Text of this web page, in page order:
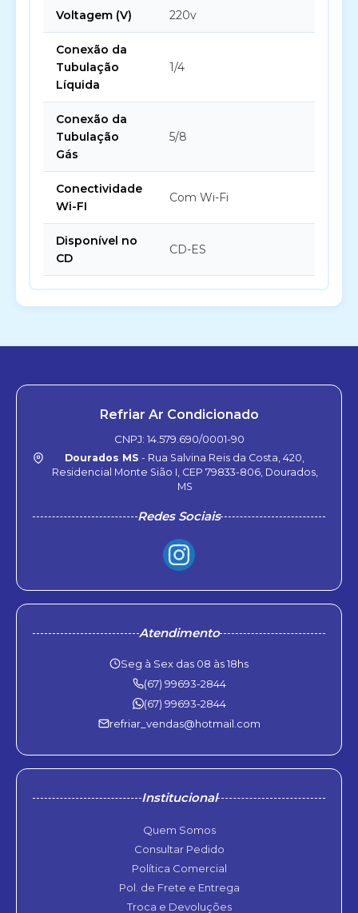
Voltagem (V) 220v
Conexão da
Tubulação
Líquida
1/4
Conexão da
Tubulação
Gás
5/8
Conectividade
Wi-FI
Com Wi-Fi
Disponível no
CD
CD-ES
Refriar Ar Condicionado
CNPJ: 14.579.690/0001-90
Dourados MS - Rua Salvina Reis da Costa, 420,
Residencial Monte Sião I, CEP 79833-806, Dourados,
MS
Redes Sociais
Atendimento
Seg à Sex das 08 às 18hs
(67) 99693-2844
(67) 99693-2844
refriar_vendas@hotmail.com
Institucional
Quem Somos
Consultar Pedido
Política Comercial
Pol. de Frete e Entrega
Troca e Devoluções